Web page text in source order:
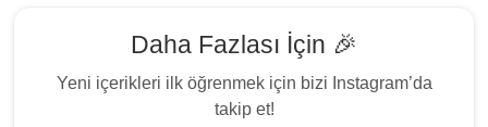
Daha Fazlası İçin 🎉
Yeni içerikleri ilk öğrenmek için bizi Instagram’da
takip et!